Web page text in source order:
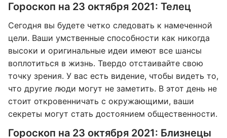
Гороскоп на 23 октября 2021: Телец
Сегодня вы будете четко следовать к намеченной
цели. Ваши умственные способности как никогда
высоки и оригинальные идеи имеют все шансы
воплотиться в жизнь. Твердо отстаивайте свою
точку зрения. У вас есть видение, чтобы видеть то,
что другие люди могут не заметить. В этот день не
стоит откровенничать с окружающими, ваши
секреты могут стать достоянием общественности.
Гороскоп на 23 октября 2021: Близнецы